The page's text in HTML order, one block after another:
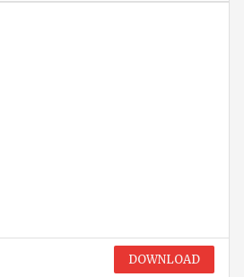
DOWNLOAD